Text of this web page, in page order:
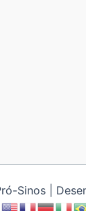
Sinos |